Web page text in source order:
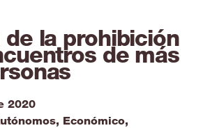
de la prohibición
de más
2020
, Económico,